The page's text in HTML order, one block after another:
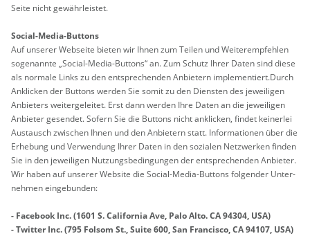
Seite nicht ge­währ­leis­tet.
So­ci­al-Media-But­tons
Auf un­se­rer Web­sei­te bie­ten wir Ihnen zum Tei­len und Wei­ter­emp­feh­len
so­ge­nann­te „So­ci­al-Media-But­tons“ an. Zum Schutz Ihrer Daten sind diese
als nor­ma­le Links zu den ent­spre­chen­den An­bie­tern im­ple­men­tiert.Durch
An­kli­cken der But­tons wer­den Sie somit zu den Diens­ten des je­wei­li­gen
An­bie­ters wei­ter­ge­lei­tet. Erst dann wer­den Ihre Daten an die je­wei­li­gen
An­bie­ter ge­sen­det. So­fern Sie die But­tons nicht an­kli­cken, fin­det kei­ner­lei
Aus­tausch zwi­schen Ihnen und den An­bie­tern statt. In­for­ma­tio­nen über die
Er­he­bung und Ver­wen­dung Ihrer Daten in den so­zia­len Netz­wer­ken fin­den
Sie in den je­wei­li­gen Nut­zungs­be­din­gun­gen der ent­spre­chen­den An­bie­ter.
Wir haben auf un­se­rer Web­site die So­ci­al-Media-But­tons fol­gen­der Un­ter­
neh­men ein­ge­bun­den:
- Face­book Inc. (1601 S. Ca­li­for­nia Ave, Palo Alto. CA 94304, USA)
- Twit­ter Inc. (795 Fol­som St., Suite 600, San Fran­cis­co, CA 94107, USA)